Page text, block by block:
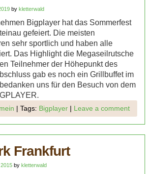
by kletterwald
Bigplayer hat das Sommerfest
gefeiert. Die meisten
sehr sportlich und haben alle
Das Highlight die Megaseilrutsche
Teilnehmer der Höhepunkt des
gab es noch ein Grillbuffet im
uns für den Besuch von dem
| Tags: Bigplayer | Leave a comment
Frankfurt
by kletterwald